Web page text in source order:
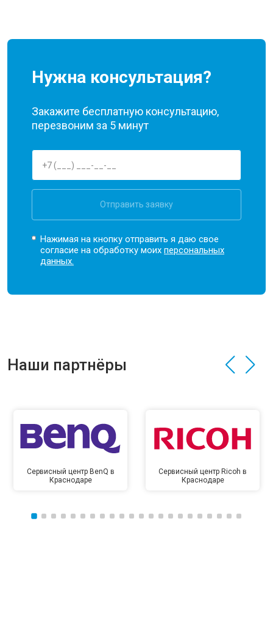
Нужна консультация?
Закажите бесплатную консультацию,
перезвоним за 5 минут
Отправить заявку
Нажимая на кнопку отправить я даю свое
согласие на обработку моихперсональных
данных.
Наши партнёры
Сервисный центр BenQ в
Краснодаре
Сервисный центр Ricoh в
Краснодаре